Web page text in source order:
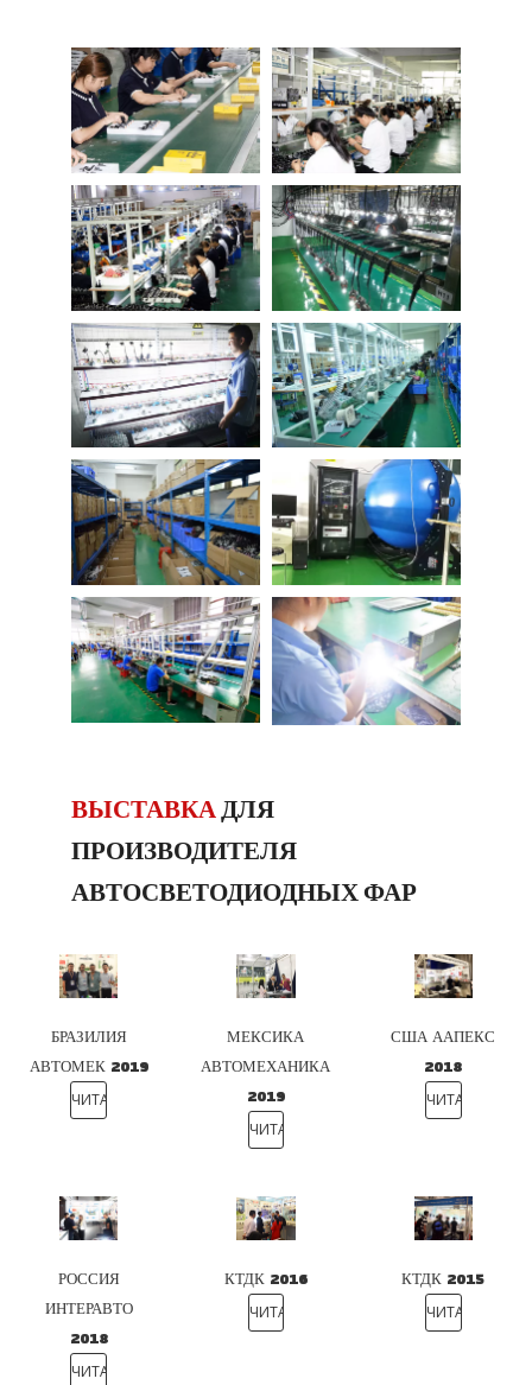
ВЫСТАВКАДЛЯ
ПРОИЗВОДИТЕЛЯ
АВТОСВЕТОДИОДНЫХ ФАР
БРАЗИЛИЯ
АВТОМЕК 2019
ЧИТАТЬ
МЕКСИКА
АВТОМЕХАНИКА
2019
ЧИТАТЬ
США ААПЕКС
2018
ЧИТАТЬ
РОССИЯ
ИНТЕРАВТО
2018
ЧИТАТЬ
КТДК 2016
ЧИТАТЬ
КТДК 2015
ЧИТАТЬ